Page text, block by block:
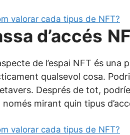
d’accés
de l’espai NFT és
qualsevol cosa.
Després de tot,
només mirant quin tipus